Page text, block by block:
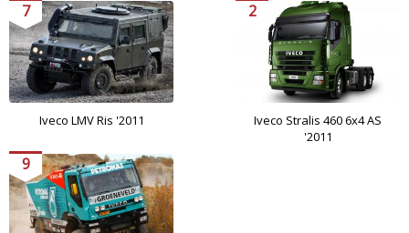
Iveco LMV Ris '2011
7
Iveco Stralis 460 6x4 AS
'2011
2
9